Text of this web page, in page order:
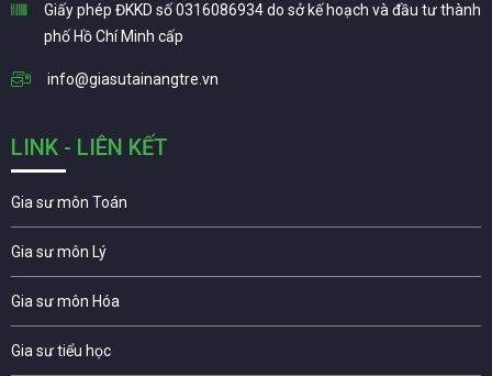
Giấy phép ĐKKD số 0316086934 do sở kế hoạch và đầu tư thành
phố Hồ Chí Minh cấp
info@giasutainangtre.vn
LINK - LIÊN KẾT
Gia sư môn Toán
Gia sư môn Lý
Gia sư môn Hóa
Gia sư tiểu học